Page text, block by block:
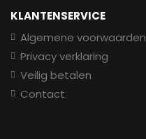
KLANTENSERVICE
Algemene voorwaarden
Privacy verklaring
Veilig betalen
Contact